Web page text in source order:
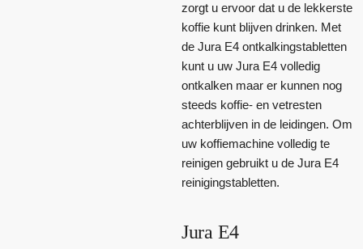
zorgt u ervoor dat u de lekkerste
koffie kunt blijven drinken. Met
de Jura E4 ontkalkingstabletten
kunt u uw Jura E4 volledig
ontkalken maar er kunnen nog
steeds koffie- en vetresten
achterblijven in de leidingen. Om
uw koffiemachine volledig te
reinigen gebruikt u de Jura E4
reinigingstabletten.
Jura E4